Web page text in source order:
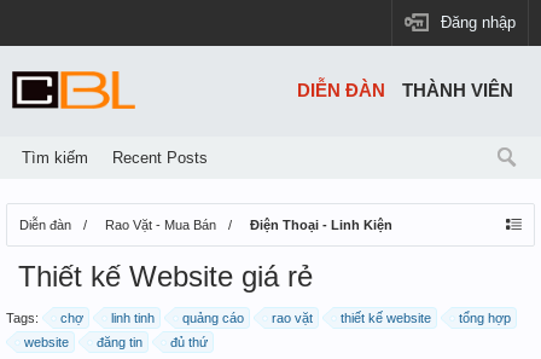
Đăng nhập
Diễn đàn Rao Vặt - Mua Bán Điện Thoại - Linh Kiện
Thiết kế Website giá rẻ
Tags: chợ linh tinh quảng cáo rao vặt thiết kế website
tổng hợp
website
đăng tin đủ thứ
DIỄN ĐÀN
Tìm kiếm Recent Posts
THÀNH VIÊN